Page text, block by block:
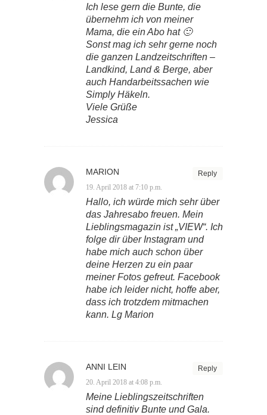
Ich lese gern die Bunte, die
übernehm ich von meiner
Mama, die ein Abo hat 🙂
Sonst mag ich sehr gerne noch
die ganzen Landzeitschriften –
Landkind, Land & Berge, aber
auch Handarbeitssachen wie
Simply Häkeln.
Viele Grüße
Jessica
Reply
MARION
19. April 2018 at 7:10 p.m.
Hallo, ich würde mich sehr über
das Jahresabo freuen. Mein
Lieblingsmagazin ist „VIEW“. Ich
folge dir über Instagram und
habe mich auch schon über
deine Herzen zu ein paar
meiner Fotos gefreut. Facebook
habe ich leider nicht, hoffe aber,
dass ich trotzdem mitmachen
kann. Lg Marion
Reply
ANNI LEIN
20. April 2018 at 4:08 p.m.
Meine Lieblingszeitschriften
sind definitiv Bunte und Gala.